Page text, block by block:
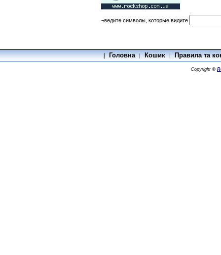
¬ведите символы, которые видите
[ Головна | Кошик | Правила та
Copyright ©